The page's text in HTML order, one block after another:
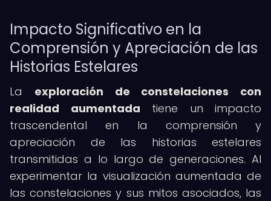
Impacto Significativo en la
Comprensión y Apreciación de las
Historias Estelares
La exploración de constelaciones con
realidad aumentada tiene un impacto
trascendental en la comprensión y
apreciación de las historias estelares
transmitidas a lo largo de generaciones. Al
experimentar la visualización aumentada de
las constelaciones y sus mitos asociados, las